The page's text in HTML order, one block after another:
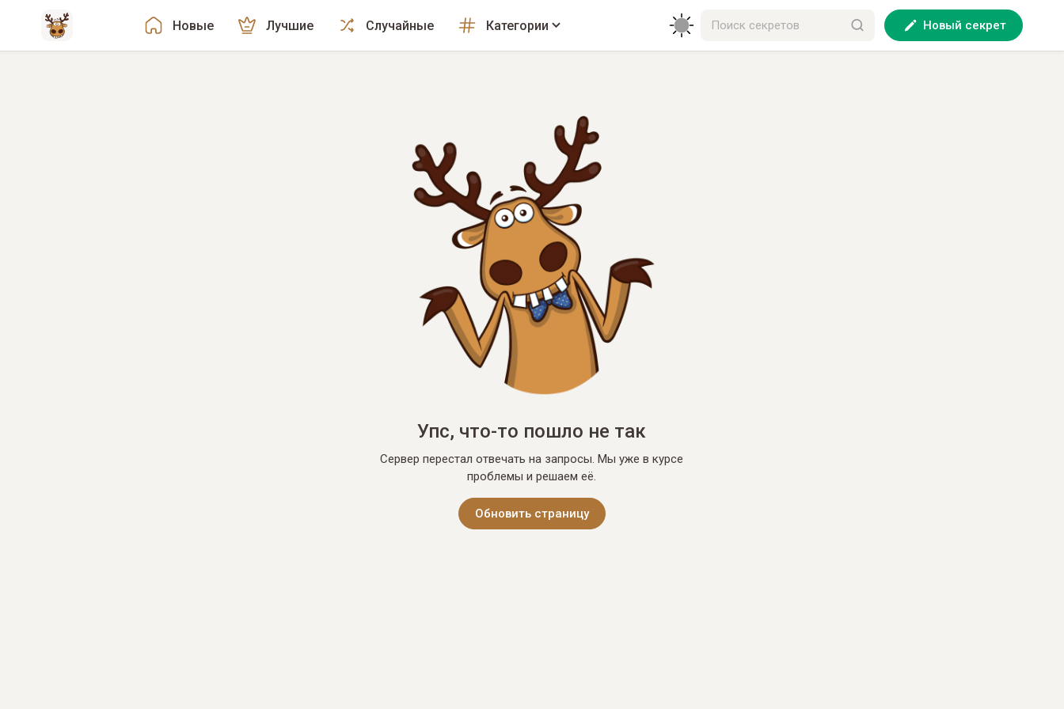
Новые Лучшие Случайные Категории Новый секрет
Упс, что-то пошло не так
Сервер перестал отвечать на запросы. Мы уже в курсе
проблемы и решаем её.
Обновить страницу